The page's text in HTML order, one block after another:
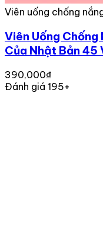
Viên uống chống
Viên Uống Chống
Của Nhật Bản 45
390,000₫
Đánh giá 195+